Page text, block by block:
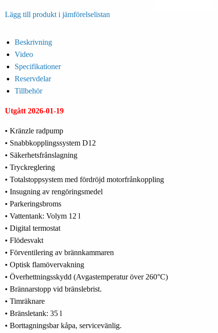
Lägg till produkt i jämförelselistan
Beskrivning
Video
Specifikationer
Reservdelar
Tillbehör
Utgått 2026-01-19
• Kränzle radpump
• Snabbkopplingssystem D12
• Säkerhetsfrånslagning
• Tryckreglering
• Totalstoppsystem med fördröjd motorfrånkoppling
• Insugning av rengöringsmedel
• Parkeringsbroms
• Vattentank: Volym 12 l
• Digital termostat
• Flödesvakt
• Förventilering av brännkammaren
• Optisk flamövervakning
• Överhettningsskydd (Avgastemperatur över 260°C)
• Brännarstopp vid bränslebrist.
• Timräknare
• Bränsletank: 35 l
• Borttagningsbar kåpa, servicevänlig.